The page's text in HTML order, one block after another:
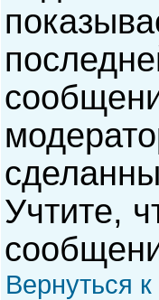
Учтите,
Вернуться